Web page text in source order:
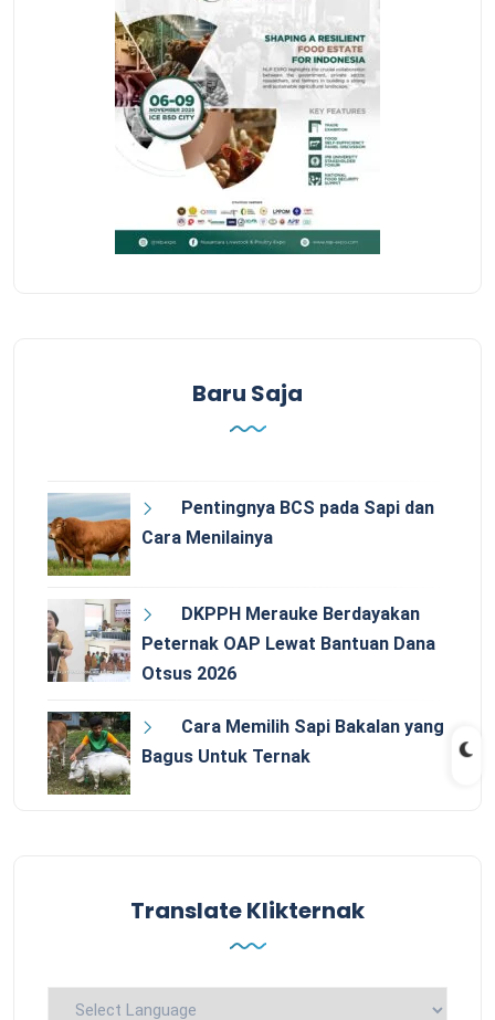
Baru Saja
Pentingnya BCS pada Sapi dan
Cara Menilainya
DKPPH Merauke Berdayakan
Peternak OAP Lewat Bantuan Dana
Otsus 2026
Cara Memilih Sapi Bakalan yang
Bagus Untuk Ternak
Translate Klikternak